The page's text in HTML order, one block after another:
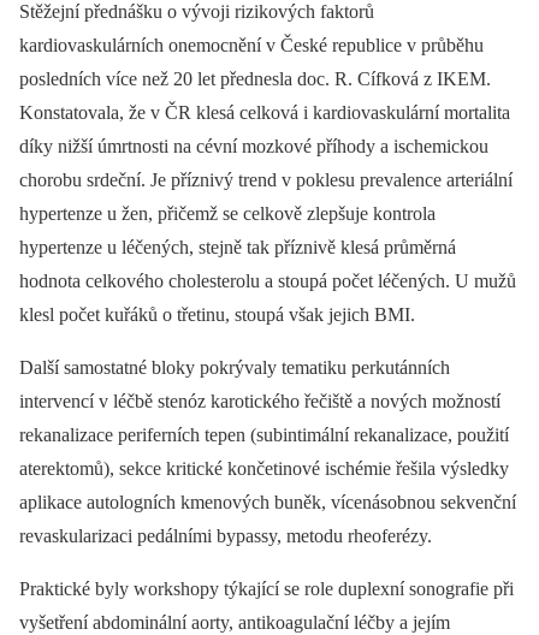
Stěžejní přednášku o vývoji rizikových faktorů
kardiovaskulárních onemocnění v České republice v průběhu
posledních více než 20 let přednesla doc. R. Cífková z IKEM.
Konstatovala, že v ČR klesá celková i kardiovaskulární mortalita
díky nižší úmrtnosti na cévní mozkové příhody a ischemickou
chorobu srdeční. Je příznivý trend v poklesu prevalence arteriální
hypertenze u žen, přičemž se celkově zlepšuje kontrola
hypertenze u léčených, stejně tak příznivě klesá průměrná
hodnota celkového cholesterolu a stoupá počet léčených. U mužů
klesl počet kuřáků o třetinu, stoupá však jejich BMI.
Další samostatné bloky pokrývaly tematiku perkutánních
intervencí v léčbě stenóz karotického řečiště a nových možností
rekanalizace periferních tepen (subintimální rekanalizace, použití
aterektomů), sekce kritické končetinové ischémie řešila výsledky
aplikace autologních kmenových buněk, vícenásobnou sekvenční
revaskularizaci pedálními bypassy, metodu rheoferézy.
Praktické byly workshopy týkající se role duplexní sonografie při
vyšetření abdominální aorty, antikoagulační léčby a jejím